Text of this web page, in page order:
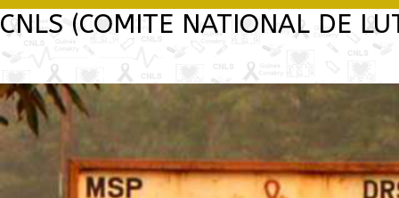
CNLS (COMITE NATIONAL DE